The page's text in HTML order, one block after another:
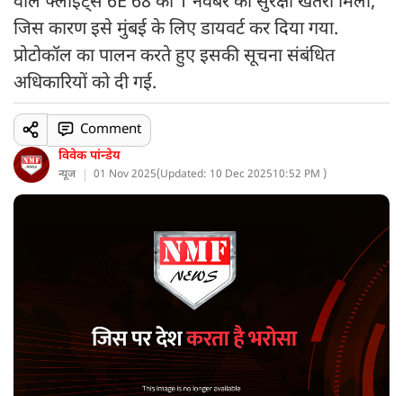
जिस कारण इसे मुंबई के लिए डायवर्ट कर दिया गया.
प्रोटोकॉल का पालन करते हुए इसकी सूचना संबंधित
अधिकारियों को दी गई.
विवेक पांन्डेय
न्यूज 01 Nov 2025(Updated: 10 Dec 202510:52 PM )
Comment